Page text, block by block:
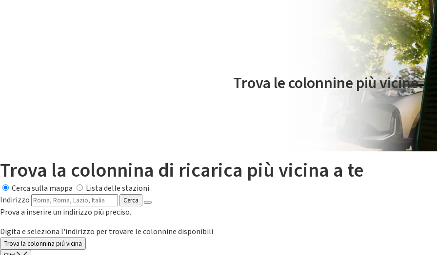
Il servizio di mobilità elettrica è gestito da Plenitude On The Road
Trova le colonnine più vicine.
Trova la colonnina di ricarica più vicina a te
Cerca sulla mappa
Lista delle stazioni
Indirizzo
Cerca
Prova a inserire un indirizzo più preciso.
Digita e seleziona l'indirizzo per trovare le colonnine disponibili
Trova la colonnina piú vicina